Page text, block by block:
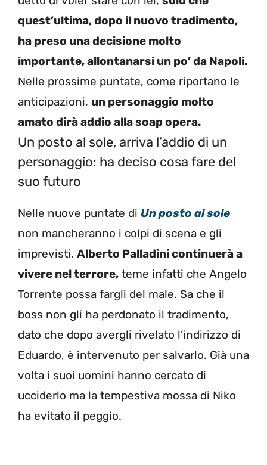
quest’ultima, dopo il nuovo tradimento,
ha preso una decisione molto
importante, allontanarsi un po’ da Napoli.
Nelle prossime puntate, come riportano le
anticipazioni, un personaggio molto
amato dirà addio alla soap opera.
Un posto al sole, arriva l’addio di un
personaggio: ha deciso cosa fare del
suo futuro
Nelle nuove puntate di Un posto al sole
non mancheranno i colpi di scena e gli
imprevisti. Alberto Palladini continuerà a
vivere nel terrore, teme infatti che Angelo
Torrente possa fargli del male. Sa che il
boss non gli ha perdonato il tradimento,
dato che dopo avergli rivelato l’indirizzo di
Eduardo, è intervenuto per salvarlo. Già una
volta i suoi uomini hanno cercato di
ucciderlo ma la tempestiva mossa di Niko
ha evitato il peggio.